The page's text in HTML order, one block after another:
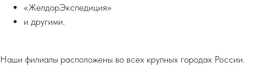
«ЖелдорЭкспедиция»
и другими.
Наши филиалы расположены во всех крупных городах России.